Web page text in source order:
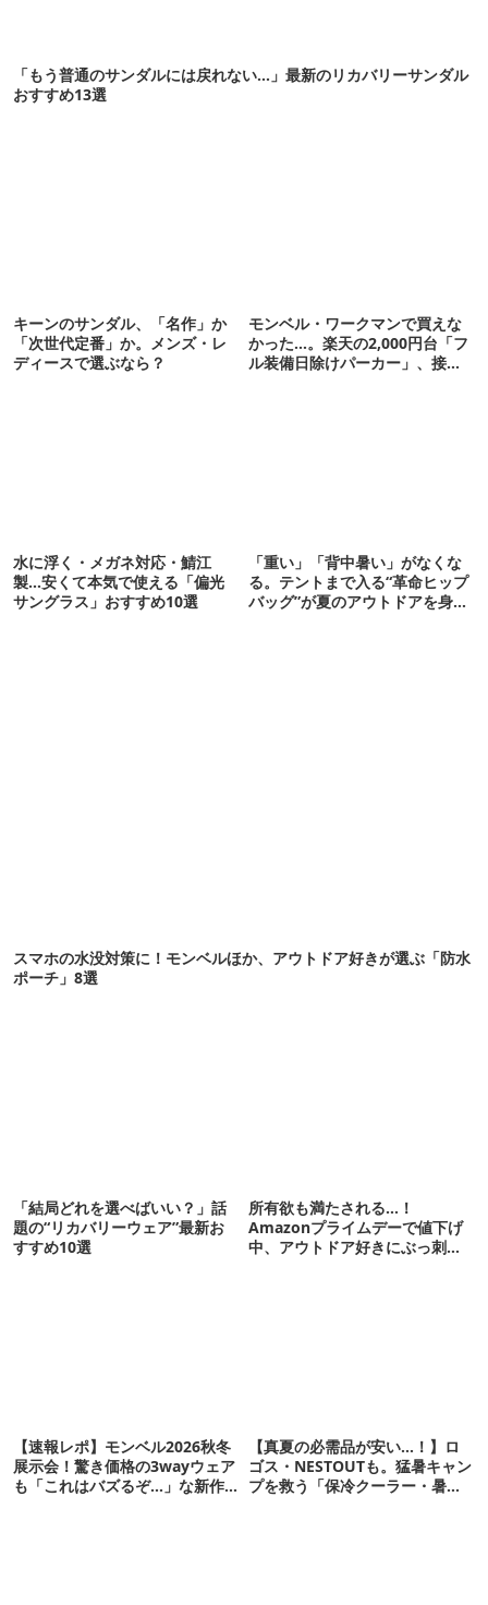
「もう普通のサンダルには戻れない…」最新のリカバリーサンダル
おすすめ13選
キーンのサンダル、「名作」か
「次世代定番」か。メンズ・レ
ディースで選ぶなら？
モンベル・ワークマンで買えな
かった…。楽天の2,000円台「フ
ル装備日除けパーカー」、接触
水に浮く・メガネ対応・鯖江
製…安くて本気で使える「偏光
サングラス」おすすめ10選
「重い」「背中暑い」がなくな
る。テントまで入る“革命ヒップ
バッグ”が夏のアウトドアを身軽
スマホの水没対策に！モンベルほか、アウトドア好きが選ぶ「防水
ポーチ」8選
「結局どれを選べばいい？」話
題の“リカバリーウェア”最新お
すすめ10選
所有欲も満たされる…！
Amazonプライムデーで値下げ
中、アウトドア好きにぶっ刺さ
【速報レポ】モンベル2026秋冬
展示会！驚き価格の3wayウェア
も「これはバズるぞ…」な新作
【真夏の必需品が安い…！】ロ
ゴス・NESTOUTも。猛暑キャン
プを救う「保冷クーラー・暑さ